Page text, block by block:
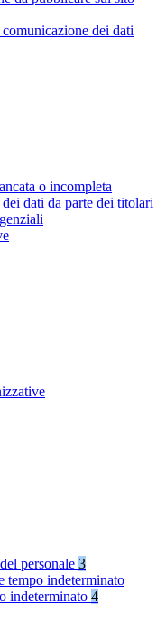
dei dati
o incompleta
dati da parte dei titolari
personale 3
tempo indeterminato
indeterminato 4